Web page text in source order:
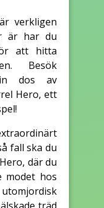
verkligen
är har du
att hitta
Besök
dos av
Hero, ett
fall ska du
där du
modet hos